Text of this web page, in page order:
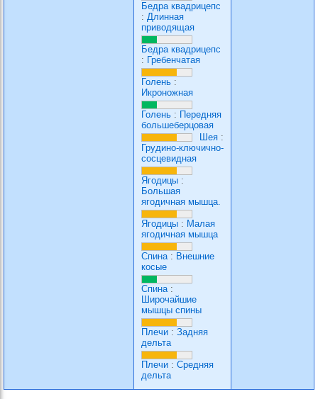
Бедра квадрицепс
: Длинная
приводящая
Бедра квадрицепс
: Гребенчатая
Голень :
Икроножная
Голень : Передняя
большеберцовая
Шея :
Грудино-ключично-
сосцевидная
Ягодицы :
Большая
ягодичная мышца.
Ягодицы : Малая
ягодичная мышца
Спина: Внешние
косые
Спина:
Широчайшие
мышцы спины
Плечи : Задняя
дельта
Плечи : Средняя
дельта